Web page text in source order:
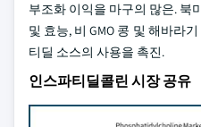
부조화 이익을 마구의 많은. 북
및 효능, 비 GMO 콩 및 해바라
티딜 소스의 사용을 촉진.
인스파티딜콜린 시장 공유